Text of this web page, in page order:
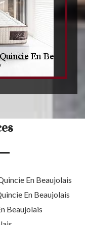
En Beaujolais
En Beaujolais
Beaujolais